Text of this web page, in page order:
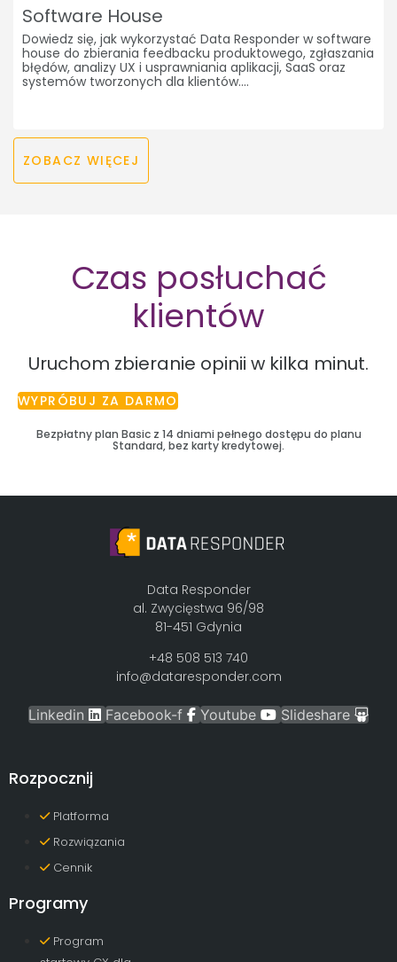
Software House
Dowiedz się, jak wykorzystać Data Responder w software
house do zbierania feedbacku produktowego, zgłaszania
błędów, analizy UX i usprawniania aplikacji, SaaS oraz
systemów tworzonych dla klientów.
ZOBACZ WIĘCEJ
Czas posłuchać
klientów
Uruchom zbieranie opinii w kilka minut.
WYPRÓBUJ ZA DARMO
Bezpłatny plan Basic z 14 dniami pełnego dostępu do planu
Standard, bez karty kredytowej.
Data Responder
al. Zwycięstwa 96/98
81-451 Gdynia
+48 508 513 740
info@dataresponder.com
Linkedin Facebook-f Youtube Slideshare
Rozpocznij
Platforma
Rozwiązania
Cennik
Programy
Program